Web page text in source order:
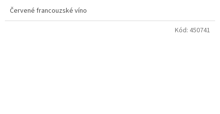
Červené francouzské víno
Kód: 450741